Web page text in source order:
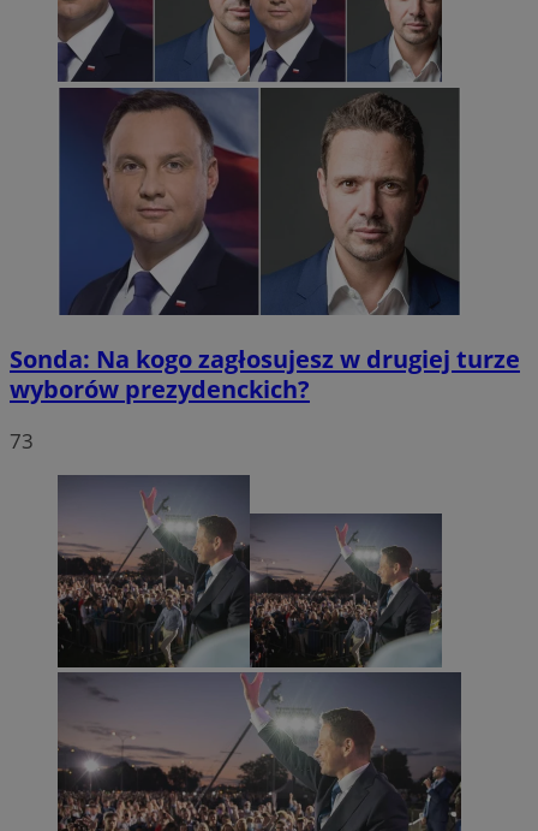
Sonda: Na kogo zagłosujesz w drugiej turze
wyborów prezydenckich?
73